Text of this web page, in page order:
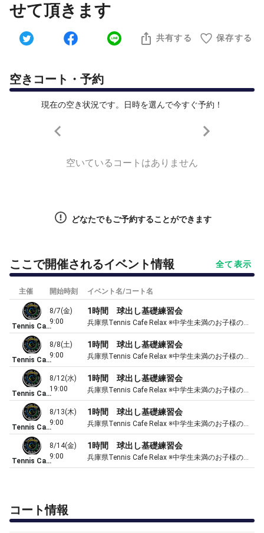
せて頂きます
共有する 保存する
空きコート・予約
現在の空き状況です。日時を選んで今すぐ予約！
空いているコートはありません
どなたでもご予約することができます
ここで開催されるイベント情報 全て表示
主催 開始時刻 イベント名/コート名
Tennis Cafe Relax
8/7(金)
9:00
1時間 球出し基礎練習会
Tennis Cafe Relax
8/8(土)
9:00
1時間 球出し基礎練習会
Tennis Cafe Relax
8/12(水)
19:00
1時間 球出し基礎練習会
Tennis Cafe Relax
8/13(木)
9:00
1時間 球出し基礎練習会
Tennis Cafe Relax
8/14(金)
9:00
1時間 球出し基礎練習会
コート情報